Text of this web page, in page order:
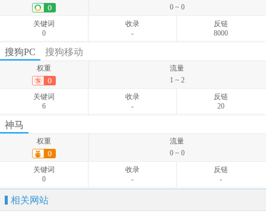
关键词
4
0 ~ 0
关键词
0
收录
-
反链
8000
权重
关键词
0
搜狗PC 搜狗移动
权重
流量
1 ~ 2
关键词
6
收录
-
反链
20
关键词
2
神马
权重
流量
0 ~ 0
关键词
0
收录
-
反链
-
相关网站